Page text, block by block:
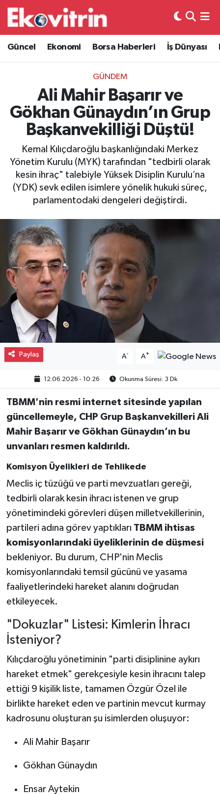
Güncel Ekonomi Borsa Haberleri İş Dünyası
GÜNDEM
Ali Mahir Başarır ve
Gökhan Günaydın’ın Grup
Başkanvekilliği Düştü!
Kemal Kılıçdaroğlu başkanlığındaki Merkez
Yönetim Kurulu (MYK) tarafından "tedbirli olarak
kesin ihraç" talebiyle Yüksek Disiplin Kurulu’na
(YDK) sevk edilen isimlere yönelik hukuki süreç,
parlamentodaki dengeleri değiştirdi.
Paylaş A- A+
12.06.2026 - 10:26 Okunma Süresi: 3 Dk
TBMM'nin resmi internet sitesinde yapılan
güncellemeyle, CHP Grup Başkanvekilleri Ali
Mahir Başarır ve Gökhan Günaydın’ın bu
unvanları resmen kaldırıldı.
Komisyon Üyelikleri de Tehlikede
Meclis iç tüzüğü ve parti mevzuatları gereği,
tedbirli olarak kesin ihracı istenen ve grup
yönetimindeki görevleri düşen milletvekillerinin,
partileri adına görev yaptıkları TBMM ihtisas
komisyonlarındaki üyeliklerinin de düşmesi
bekleniyor. Bu durum, CHP'nin Meclis
komisyonlarındaki temsil gücünü ve yasama
faaliyetlerindeki hareket alanını doğrudan
etkileyecek.
"Dokuzlar" Listesi: Kimlerin İhracı
İsteniyor?
Kılıçdaroğlu yönetiminin "parti disiplinine aykırı
hareket etmek" gerekçesiyle kesin ihracını talep
ettiği 9 kişilik liste, tamamen Özgür Özel ile
birlikte hareket eden ve partinin mevcut kurmay
kadrosunu oluşturan şu isimlerden oluşuyor:
Ali Mahir Başarır
Gökhan Günaydın
Ensar Aytekin
Güncel
Ekonomi
Borsa Haberleri
İş Dünyası
Lojistik
Otovitrin
Asayiş
Gayrimenkul
Spor
Eğitim
Hava Durumu
Trafik Durumu
Süper Lig Puan Durumu ve Fikstür
Tüm Manşetler
Son Dakika Haberleri
Haber Arşivi